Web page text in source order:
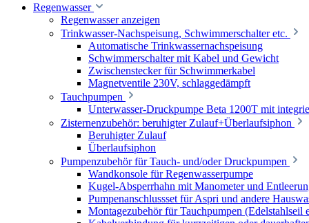
Regenwasser
Regenwasser anzeigen
Trinkwasser-Nachspeisung, Schwimmerschalter etc.
Automatische Trinkwassernachspeisung
Schwimmerschalter mit Kabel und Gewicht
Zwischenstecker für Schwimmerkabel
Magnetventile 230V, schlaggedämpft
Tauchpumpen
Unterwasser-Druckpumpe Beta 1200T mit
Zisternenzubehör: beruhigter Zulauf+Überlaufsiphon
Beruhigter Zulauf
Überlaufsiphon
Pumpenzubehör für Tauch- und/oder Druckpumpen
Wandkonsole für Regenwasserpumpe
Kugel-Absperrhahn mit Manometer und
Pumpenanschlussset für Aspri und andere
Montagezubehör für Tauchpumpen (Edelstahlseil